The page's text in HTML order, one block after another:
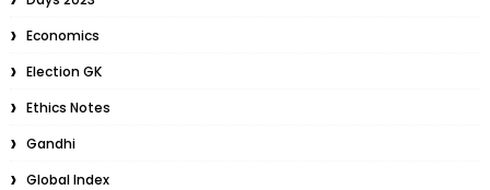
Economics
Election GK
Ethics Notes
Gandhi
Global Index